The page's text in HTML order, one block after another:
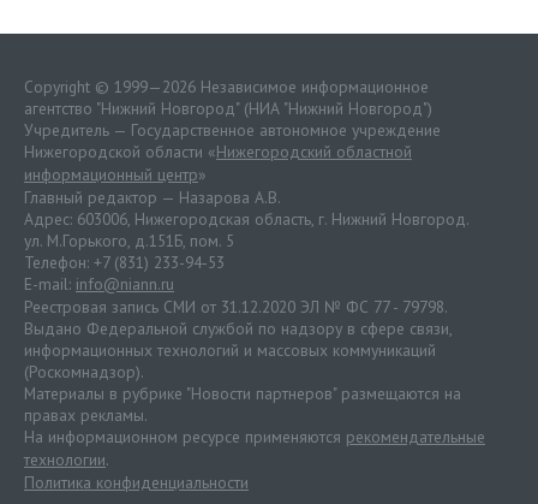
Copyright © 1999—2026 Независимое информационное
агентство "Нижний Новгород" (НИА "Нижний Новгород")
Учредитель — Государственное автономное учреждение
Нижегородской области «Нижегородский областной
информационный центр»
Главный редактор — Назарова А.В.
Адрес: 603006, Нижегородская область, г. Нижний Новгород.
ул. М.Горького, д.151Б, пом. 5
Телефон: +7 (831) 233-94-53
E-mail: info@niann.ru
Реестровая запись СМИ от 31.12.2020 ЭЛ № ФС 77 - 79798.
Выдано Федеральной службой по надзору в сфере связи,
информационных технологий и массовых коммуникаций
(Роскомнадзор).
Материалы в рубрике "Новости партнеров" размещаются на
правах рекламы.
На информационном ресурсе применяются рекомендательные
технологии.
Политика конфиденциальности